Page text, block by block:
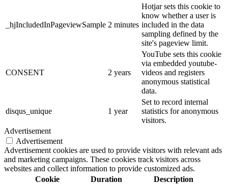
_hjIncludedInPageviewSample 2 minutes
Hotjar sets this cookie to
know whether a user is
included in the data
sampling defined by the
site's pageview limit.
CONSENT 2 years
YouTube sets this cookie
via embedded youtube-
videos and registers
anonymous statistical
data.
disqus_unique 1 year
Set to record internal
statistics for anonymous
visitors.
Advertisement
Advertisement
Advertisement cookies are used to provide visitors with relevant ads
and marketing campaigns. These cookies track visitors across
websites and collect information to provide customized ads.
Cookie
Duration Description